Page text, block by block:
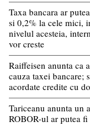
Taxa bancara ar
si 0,2% la cele mici,
nivelul acesteia,
vor creste
Raiffeisen anunta ca
cauza taxei bancare;
acordate credite cu
Tariceanu anunta un
ROBOR-ul ar putea